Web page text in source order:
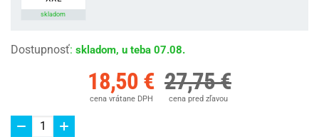
skladom
Dostupnosť: skladom, u teba 07.08.
18,50 €
cena vrátane DPH
27,75 €
cena pred zľavou